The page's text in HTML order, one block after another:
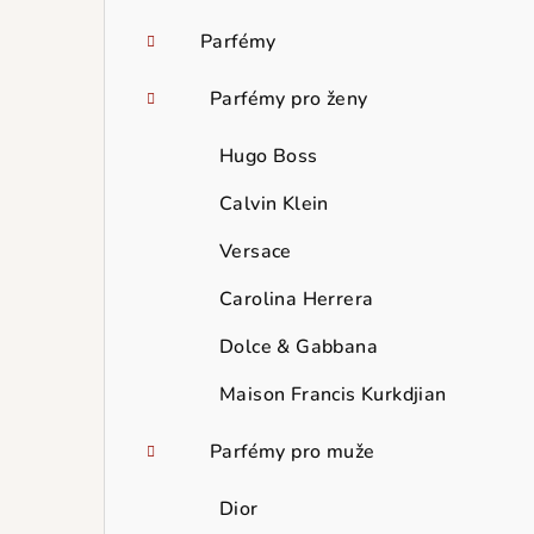
Parfémy
Parfémy pro ženy
Hugo Boss
Calvin Klein
Versace
Carolina Herrera
Dolce & Gabbana
Maison Francis Kurkdjian
Parfémy pro muže
Dior